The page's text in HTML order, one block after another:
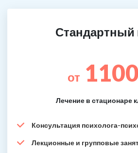
Стандартный
от 1100
Лечение в стационаре
Консультация психолога-
Лекционные и групповые